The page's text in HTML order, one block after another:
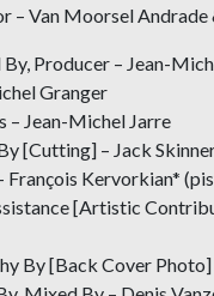
– Van Moorsel Andrade
Producer – Jean-
Granger
– Jean-Michel Jarre
[Cutting] – Jack
François Kervorkian*
[Artistic
By [Back Cover Photo]